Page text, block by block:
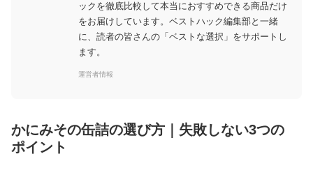
ックを徹底比較して本当におすすめできる商品だけ
をお届けしています。ベストハック編集部と一緒
に、読者の皆さんの「ベストな選択」をサポートし
ます。
運営者情報
かにみその缶詰の選び方｜失敗しない3つの
ポイント